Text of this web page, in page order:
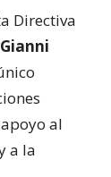
Directiva
al
a la